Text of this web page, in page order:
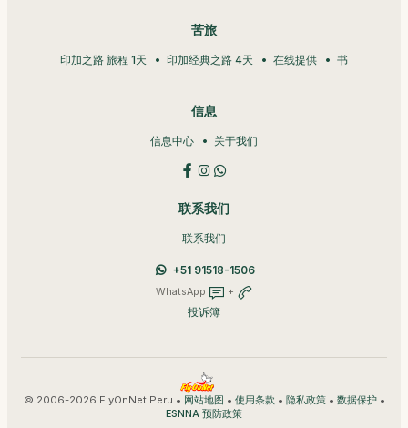
苦旅
印加之路 旅程 1天 印加经典之路 4天 在线提供 书
信息
信息中心 关于我们
联系我们
联系我们
+51 91518-1506
WhatsApp +
投诉簿
© 2006-2026 FlyOnNet Peru • 网站地图 • 使用条款 • 隐私政策• 数据保护•
ESNNA 预防政策